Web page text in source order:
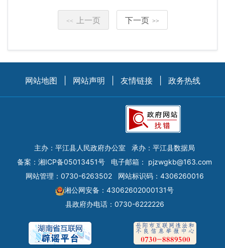
<< 上一页 下一页 >>
网站地图 网站声明 友情链接 政务热线
主办：平江县人民政府办公室
承办：平江县数据局
备案： 湘ICP备05013451号 电子邮箱： pjzwgkb@163.com
网站管理：0730-6263502
网站标识码：4306260016
湘公网安备：43062602000131号
县政府办电话：0730-6222226